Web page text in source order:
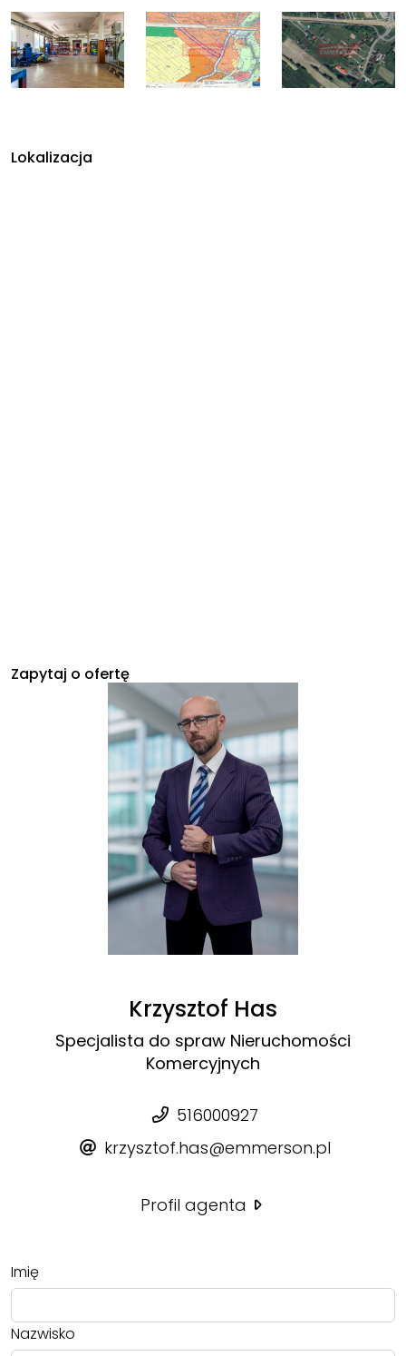
Lokalizacja
Zapytaj o ofertę
Krzysztof Has
Specjalista do spraw Nieruchomości
Komercyjnych
516000927
krzysztof.has@emmerson.pl
Profil agenta
Imię
Nazwisko